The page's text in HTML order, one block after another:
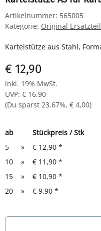
Artikelnummer: 565005
Kategorie: Original
Karteistütze aus Stahl,
€ 12,90
inkl. 19% MwSt.
UVP: € 16,90
(Du sparst 23.67%, € 4,00)
ab
Stückpreis / Stk
5
» € 12,90 *
10
» € 11,90 *
15
» € 10,90 *
20
» € 9,90 *